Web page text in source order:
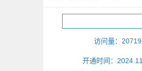
访问量： 20719
开通时间： 2024 11